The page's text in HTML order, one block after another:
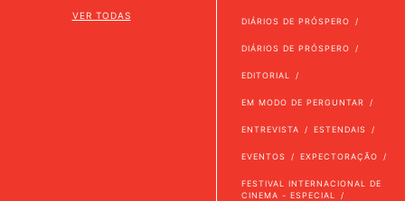
VER TODAS
DIÁRIOS DE PRÓSPERO
DIÁRIOS DE PRÓSPERO
EDITORIAL
EM MODO DE PERGUNTAR
ENTREVISTA ESTENDAIS
EVENTOS EXPECTORAÇÃO
FESTIVAL INTERNACIONAL DE
CINEMA - ESPECIAL